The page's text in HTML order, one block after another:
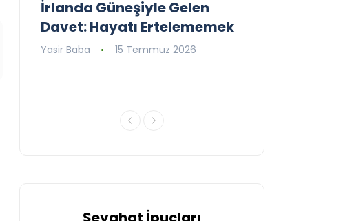
İrlanda Güneşiyle Gelen
Davet: Hayatı Ertelememek
Yasir Baba 15 Temmuz 2026